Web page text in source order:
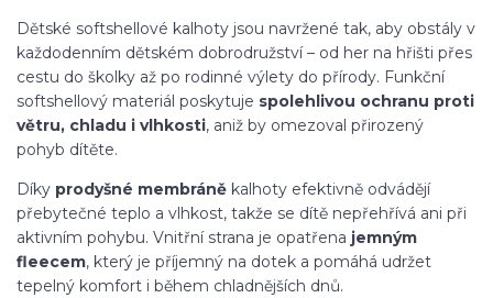
Dětské softshellové kalhoty jsou navržené tak, aby obstály v
každodenním dětském dobrodružství – od her na hřišti přes
cestu do školky až po rodinné výlety do přírody. Funkční
softshellový materiál poskytuje spolehlivou ochranu proti
větru, chladu i vlhkosti, aniž by omezoval přirozený
pohyb dítěte.
Díky prodyšné membráně kalhoty efektivně odvádějí
přebytečné teplo a vlhkost, takže se dítě nepřehřívá ani při
aktivním pohybu. Vnitřní strana je opatřena jemným
fleecem, který je příjemný na dotek a pomáhá udržet
tepelný komfort i během chladnějších dnů.